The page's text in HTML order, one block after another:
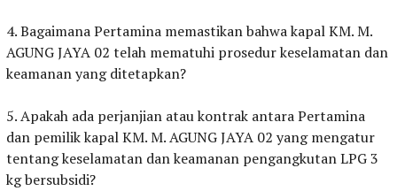
‎4. Bagaimana Pertamina memastikan bahwa kapal KM. M.
AGUNG JAYA 02 telah mematuhi prosedur keselamatan dan
keamanan yang ditetapkan?
‎5. Apakah ada perjanjian atau kontrak antara Pertamina
dan pemilik kapal KM. M. AGUNG JAYA 02 yang mengatur
tentang keselamatan dan keamanan pengangkutan LPG 3
kg bersubsidi?